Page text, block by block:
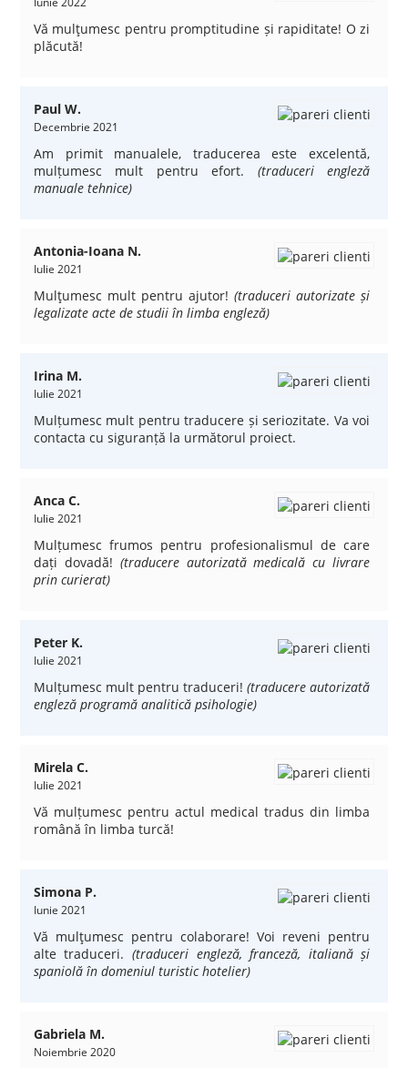
Vă mulţumesc pentru promptitudine și rapiditate! O zi
plăcută!
Paul W.
Decembrie 2021
Am primit manualele, traducerea este excelentă,
mulțumesc mult pentru efort. (traduceri engleză
manuale tehnice)
Antonia-Ioana N.
Iulie 2021
Mulţumesc mult pentru ajutor!(traduceri autorizate și
legalizate acte de studii în limba engleză)
Irina M.
Iulie 2021
Mulțumesc mult pentru traducere și seriozitate. Va voi
contacta cu siguranță la următorul proiect.
Anca C.
Iulie 2021
Mulțumesc frumos pentru profesionalismul de care
dați dovadă! (traducere autorizată medicală cu livrare
prin curierat)
Peter K.
Iulie 2021
Mulțumesc mult pentru traduceri!(traducere autorizată
engleză programă analitică psihologie)
Mirela C.
Iulie 2021
Vă mulțumesc pentru actul medical tradus din limba
română în limba turcă!
Simona P.
Iunie 2021
Vă mulţumesc pentru colaborare! Voi reveni pentru
alte traduceri. (traduceri engleză, franceză, italiană și
spaniolă în domeniul turistic hotelier)
Gabriela M.
Noiembrie 2020